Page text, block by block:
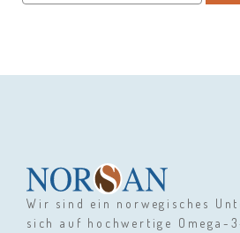
Wir sind ein norwegisches
sich auf hochwertige Omega-